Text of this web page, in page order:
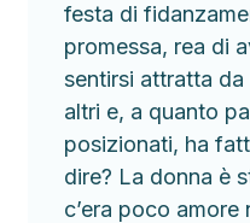
festa di
promessa, rea di
sentirsi attratta
altri e, a quanto
posizionati, ha
dire? La donna è
c’era poco